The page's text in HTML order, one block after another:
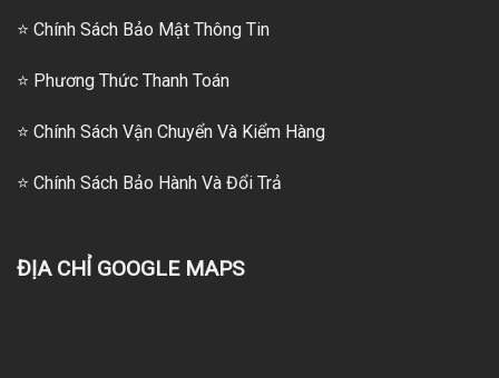
⭐ Chính Sách Bảo Mật Thông Tin
⭐ Phương Thức Thanh Toán
⭐ Chính Sách Vận Chuyển Và Kiểm Hàng
⭐ Chính Sách Bảo Hành Và Đổi Trả
ĐỊA CHỈ GOOGLE MAPS